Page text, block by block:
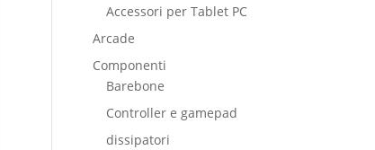
Accessori per Tablet PC
Arcade
Componenti
Barebone
Controller e gamepad
dissipatori